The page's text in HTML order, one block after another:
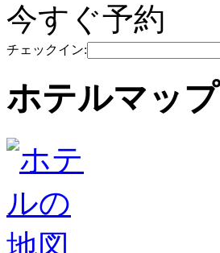
今すぐ予約
チェックイン:
ホテルマップ